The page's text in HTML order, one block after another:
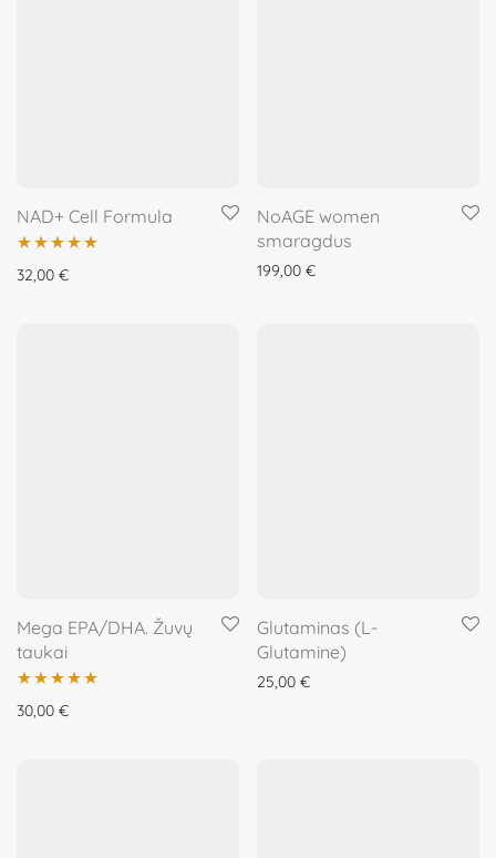
NAD+ Cell Formula
Įvertinimas:
32,00 €
NoAGE women
smaragdus
199,00 €
Mega EPA/DHA. Žuvų
taukai
Įvertinimas:
30,00 €
Glutaminas (L-
Glutamine)
25,00 €